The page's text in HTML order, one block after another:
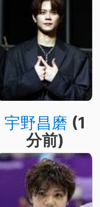
宇野昌磨 (1
分前)